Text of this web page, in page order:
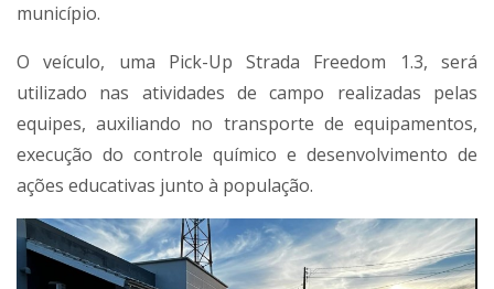
município.
O veículo, uma Pick-Up Strada Freedom 1.3, será
utilizado nas atividades de campo realizadas pelas
equipes, auxiliando no transporte de equipamentos,
execução do controle químico e desenvolvimento de
ações educativas junto à população.